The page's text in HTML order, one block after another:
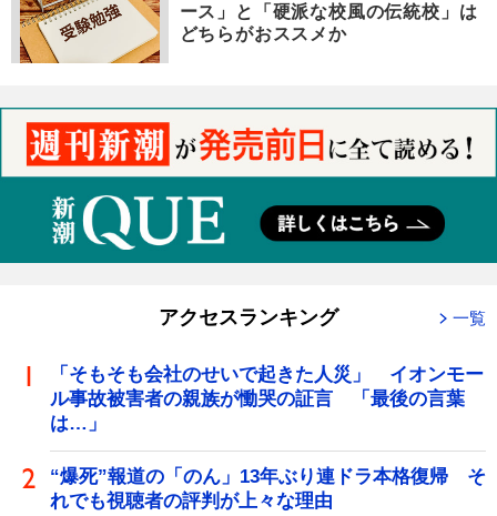
ース」と「硬派な校風の伝統校」は
どちらがおススメか
アクセスランキング 一覧
「そもそも会社のせいで起きた人災」 イオンモー
ル事故被害者の親族が慟哭の証言 「最後の言葉
は…」
“爆死”報道の「のん」13年ぶり連ドラ本格復帰 そ
れでも視聴者の評判が上々な理由